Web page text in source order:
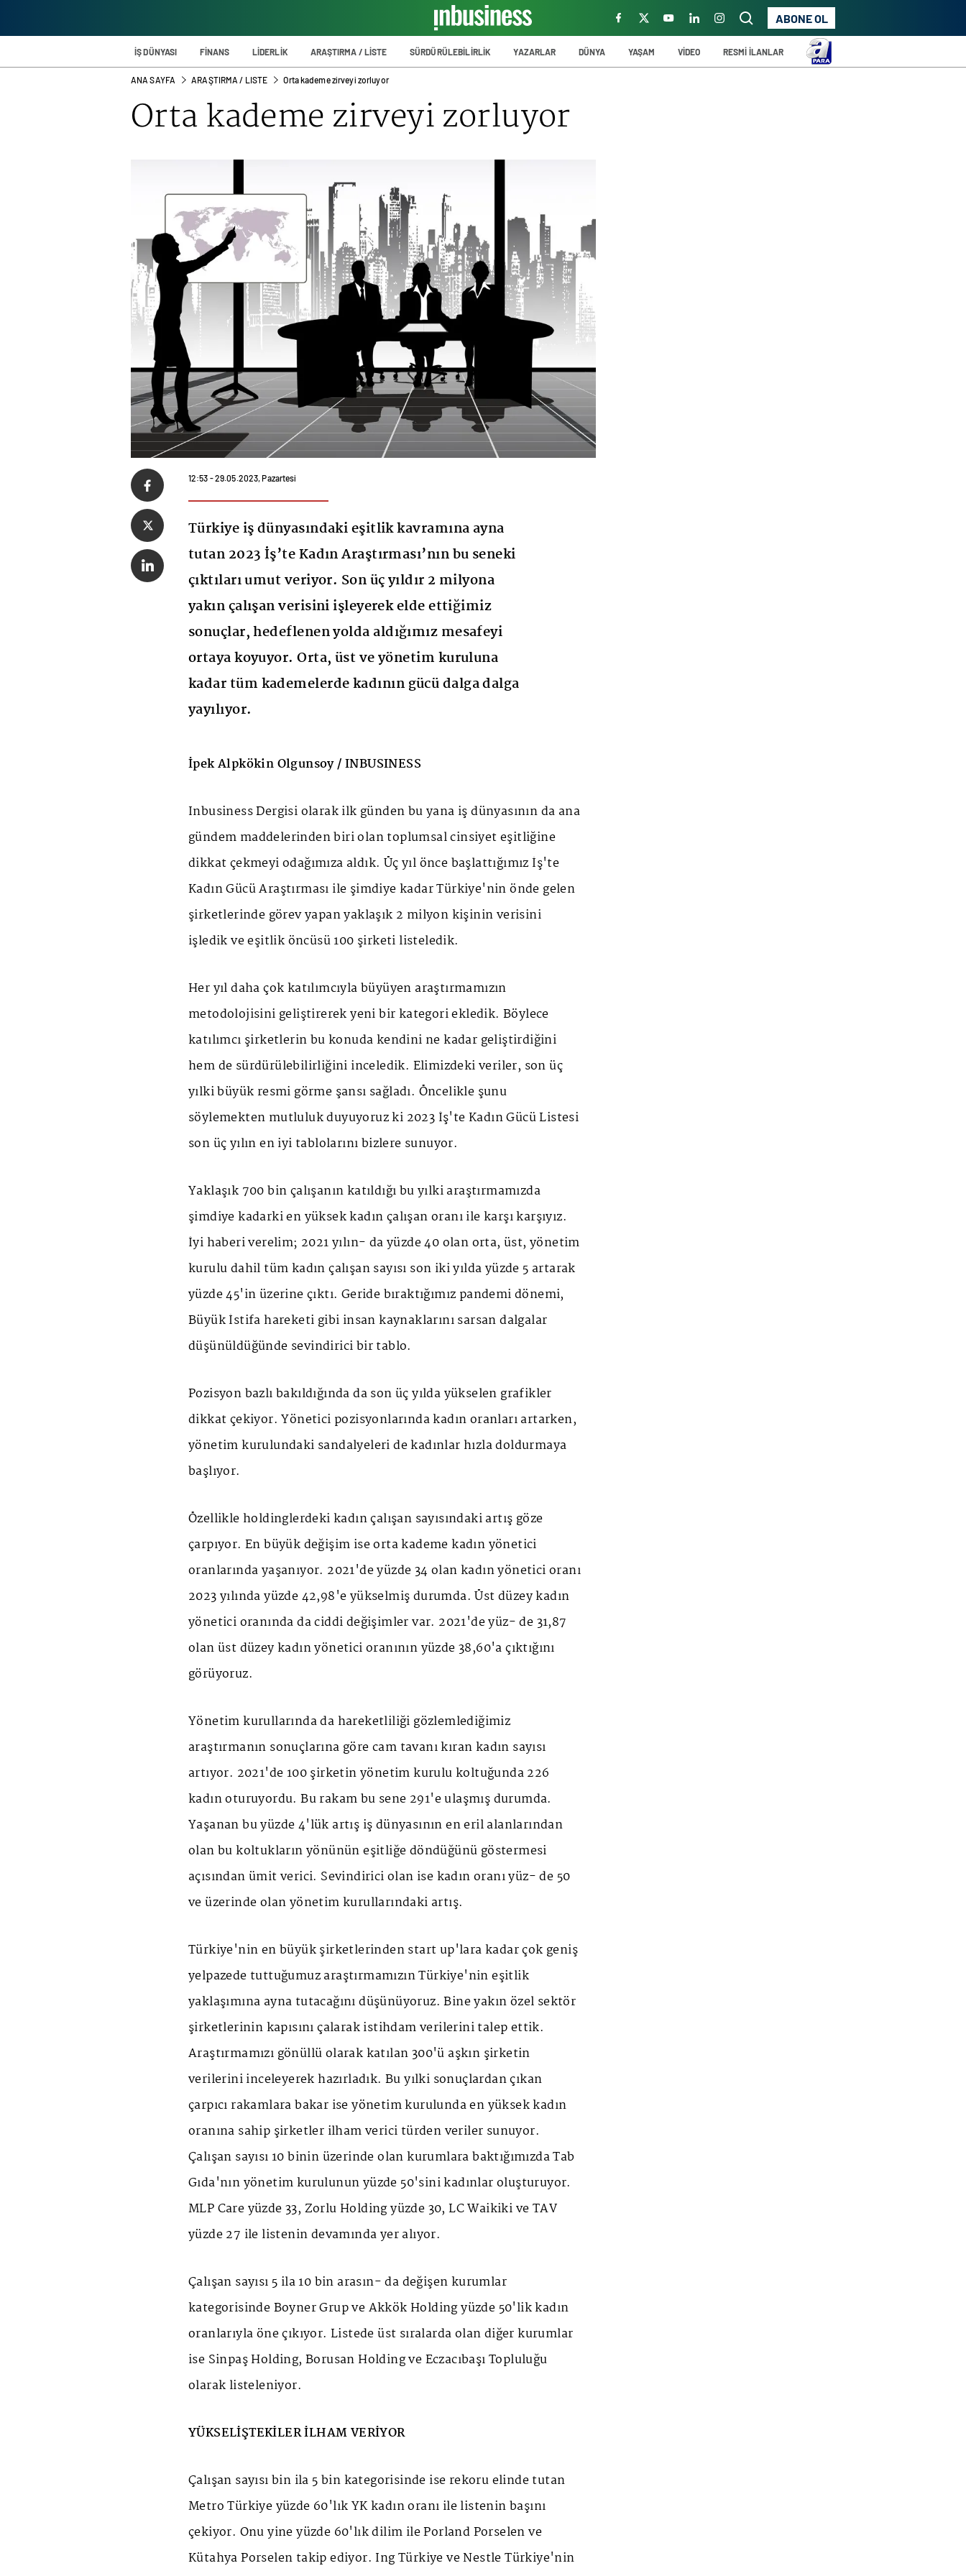
ABONE OL
İŞ DÜNYASI FİNANS LİDERLİK ARAŞTIRMA / LİSTE SÜRDÜRÜLEBİLİRLİK YAZARLAR DÜNYA YAŞAM VİDEO RESMİ İLANLAR
ANA SAYFA ARAŞTIRMA / LISTE Orta kademe zirveyi zorluyor
Orta kademe zirveyi zorluyor
12:53 - 29.05.2023, Pazartesi
Türkiye iş dünyasındaki eşitlik kavramına ayna
tutan 2023 İş’te Kadın Araştırması’nın bu seneki
çıktıları umut veriyor. Son üç yıldır 2 milyona
yakın çalışan verisini işleyerek elde ettiğimiz
sonuçlar, hedeflenen yolda aldığımız mesafeyi
ortaya koyuyor. Orta, üst ve yönetim kuruluna
kadar tüm kademelerde kadının gücü dalga dalga
yayılıyor.
İpek Alpkökin Olgunsoy / INBUSINESS
Inbusiness Dergisi olarak ilk günden bu yana iş dünyasının da ana
gündem maddelerinden biri olan toplumsal cinsiyet eşitliğine
dikkat çekmeyi odağımıza aldık. Üç yıl önce başlattığımız İş'te
Kadın Gücü Araştırması ile şimdiye kadar Türkiye'nin önde gelen
şirketlerinde görev yapan yaklaşık 2 milyon kişinin verisini
işledik ve eşitlik öncüsü 100 şirketi listeledik.
Her yıl daha çok katılımcıyla büyüyen araştırmamızın
metodolojisini geliştirerek yeni bir kategori ekledik. Böylece
katılımcı şirketlerin bu konuda kendini ne kadar geliştirdiğini
hem de sürdürülebilirliğini inceledik. Elimizdeki veriler, son üç
yılki büyük resmi görme şansı sağladı. Öncelikle şunu
söylemekten mutluluk duyuyoruz ki 2023 İş'te Kadın Gücü Listesi
son üç yılın en iyi tablolarını bizlere sunuyor.
Yaklaşık 700 bin çalışanın katıldığı bu yılki araştırmamızda
şimdiye kadarki en yüksek kadın çalışan oranı ile karşı karşıyız.
İyi haberi verelim; 2021 yılın- da yüzde 40 olan orta, üst, yönetim
kurulu dahil tüm kadın çalışan sayısı son iki yılda yüzde 5 artarak
yüzde 45'in üzerine çıktı. Geride bıraktığımız pandemi dönemi,
Büyük İstifa hareketi gibi insan kaynaklarını sarsan dalgalar
düşünüldüğünde sevindirici bir tablo.
Pozisyon bazlı bakıldığında da son üç yılda yükselen grafikler
dikkat çekiyor. Yönetici pozisyonlarında kadın oranları artarken,
yönetim kurulundaki sandalyeleri de kadınlar hızla doldurmaya
başlıyor.
Özellikle holdinglerdeki kadın çalışan sayısındaki artış göze
çarpıyor. En büyük değişim ise orta kademe kadın yönetici
oranlarında yaşanıyor. 2021'de yüzde 34 olan kadın yönetici oranı
2023 yılında yüzde 42,98'e yükselmiş durumda. Üst düzey kadın
yönetici oranında da ciddi değişimler var. 2021'de yüz- de 31,87
olan üst düzey kadın yönetici oranının yüzde 38,60'a çıktığını
görüyoruz.
Yönetim kurullarında da hareketliliği gözlemlediğimiz
araştırmanın sonuçlarına göre cam tavanı kıran kadın sayısı
artıyor. 2021'de 100 şirketin yönetim kurulu koltuğunda 226
kadın oturuyordu. Bu rakam bu sene 291'e ulaşmış durumda.
Yaşanan bu yüzde 4'lük artış iş dünyasının en eril alanlarından
olan bu koltukların yönünün eşitliğe döndüğünü göstermesi
açısından ümit verici. Sevindirici olan ise kadın oranı yüz- de 50
ve üzerinde olan yönetim kurullarındaki artış.
Türkiye'nin en büyük şirketlerinden start up'lara kadar çok geniş
yelpazede tuttuğumuz araştırmamızın Türkiye'nin eşitlik
yaklaşımına ayna tutacağını düşünüyoruz. Bine yakın özel sektör
şirketlerinin kapısını çalarak istihdam verilerini talep ettik.
Araştırmamızı gönüllü olarak katılan 300'ü aşkın şirketin
verilerini inceleyerek hazırladık. Bu yılki sonuçlardan çıkan
çarpıcı rakamlara bakar ise yönetim kurulunda en yüksek kadın
oranına sahip şirketler ilham verici türden veriler sunuyor.
Çalışan sayısı 10 binin üzerinde olan kurumlara baktığımızda Tab
Gıda'nın yönetim kurulunun yüzde 50'sini kadınlar oluşturuyor.
MLP Care yüzde 33, Zorlu Holding yüzde 30, LC Waikiki ve TAV
yüzde 27 ile listenin devamında yer alıyor.
Çalışan sayısı 5 ila 10 bin arasın- da değişen kurumlar
kategorisinde Boyner Grup ve Akkök Holding yüzde 50'lik kadın
oranlarıyla öne çıkıyor. Listede üst sıralarda olan diğer kurumlar
ise Sinpaş Holding, Borusan Holding ve Eczacıbaşı Topluluğu
olarak listeleniyor.
YÜKSELİŞTEKİLER İLHAM VERİYOR
Çalışan sayısı bin ila 5 bin kategorisinde ise rekoru elinde tutan
Metro Türkiye yüzde 60'lık YK kadın oranı ile listenin başını
çekiyor. Onu yine yüzde 60'lık dilim ile Porland Porselen ve
Kütahya Porselen takip ediyor. Ing Türkiye ve Nestle Türkiye'nin